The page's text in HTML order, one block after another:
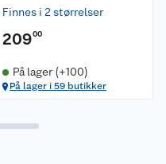
Finnes i 2 størrelser
20900
På lager (+100)
På lager i 59 butikker